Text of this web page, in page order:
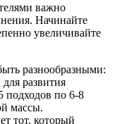
важно
Начинайте
увеличивайте
разнообразными:
развития
по 6-8
массы.
тот, который